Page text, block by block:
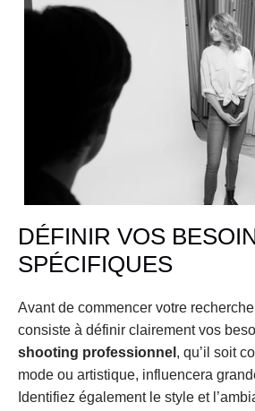
DÉFINIR VOS
SPÉCIFIQUES
Avant de commencer votre
shooting professionnel , qu’il soit
mode ou artistique, influencera
Identifiez également le style et